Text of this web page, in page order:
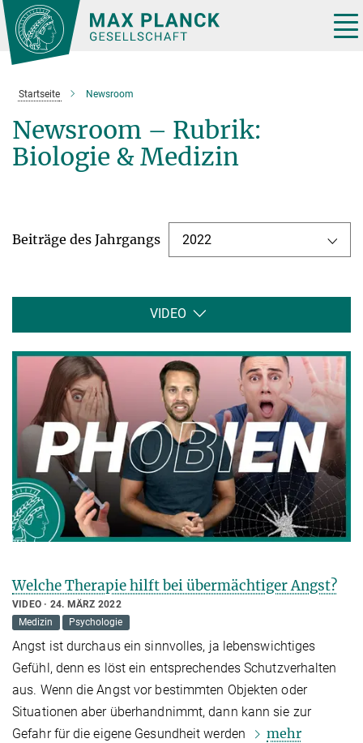
Hauptinhalt
Startseite Newsroom
Newsroom – Rubrik:
Biologie & Medizin
Beiträge des Jahrgangs 2022
VIDEO
Welche Therapie hilft bei übermächtiger Angst?
VIDEO
24. MÄRZ 2022
Medizin
Psychologie
Angst ist durchaus ein sinnvolles, ja lebenswichtiges
Gefühl, denn es löst ein entsprechendes Schutzverhalten
aus. Wenn die Angst vor bestimmten Objekten oder
Situationen aber überhandnimmt, dann kann sie zur
Gefahr für die eigene Gesundheit werden
mehr